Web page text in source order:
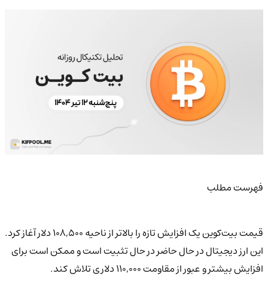
فهرست مطلب
قیمت بیت‌کوین یک افزایش تازه را بالاتر از ناحیه ۱۰۸,۵۰۰ دلار آغاز کرد.
این ارز دیجیتال در حال حاضر در حال تثبیت است و ممکن است برای
افزایش بیشتر و عبور از مقاومت ۱۱۰,۰۰۰ دلاری تلاش کند.